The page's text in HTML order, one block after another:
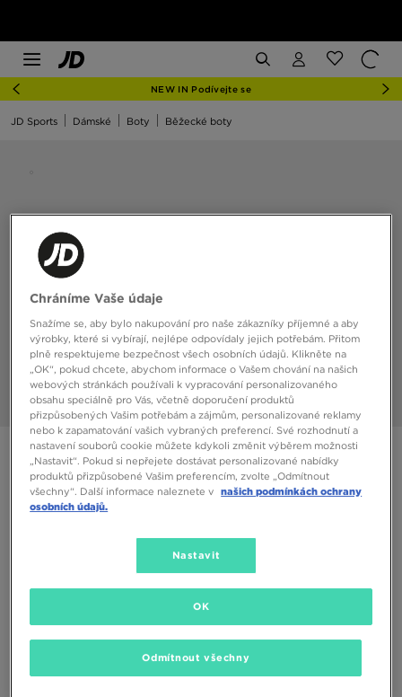
NEW IN Podívejte se
JD Sports Dámské Boty Běžecké boty
ON CLOUDZONE
3190 Kč
(Původní cena)
Vyberte velikost
Chráníme Vaše údaje
Snažíme se, aby bylo nakupování pro naše zákazníky příjemné a aby
výrobky, které si vybírají, nejlépe odpovídaly jejich potřebám. Přitom
plně respektujeme bezpečnost všech osobních údajů. Klikněte na
„OK“, pokud chcete, abychom informace o Vašem chování na našich
webových stránkách používali k vypracování personalizovaného
obsahu speciálně pro Vás, včetně doporučení produktů
přizpůsobených Vašim potřebám a zájmům, personalizované reklamy
nebo k zapamatování vašich vybraných preferencí. Své rozhodnutí a
nastavení souborů cookie můžete kdykoli změnit výběrem možnosti
„Nastavit“. Pokud si nepřejete dostávat personalizované nabídky
produktů přizpůsobené Vašim preferencím, zvolte „Odmítnout
všechny“. Další informace naleznete v našich podmínkách ochrany
osobních údajů.
Nastavit
Odmítnout všechny
OK